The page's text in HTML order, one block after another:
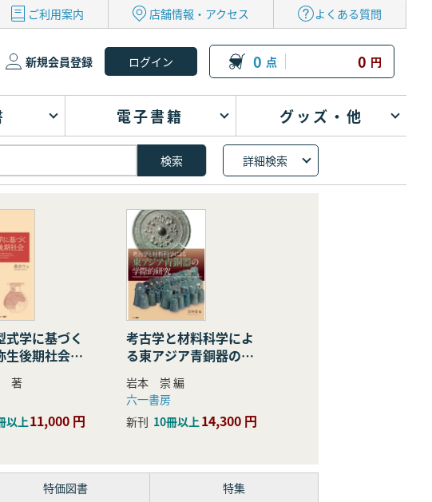
ご利用案内 店舗情報・アクセス よくある質問
新規会員登録 0 点 0 円
電子書籍 グッズ・他
詳細検索
式学に基づく
生後期社会の
著
以上11,000 円
考古学と材料科学によ
る東アジア青銅器の学
際的研究
岩本 崇 編
六一書房
新刊 10冊以上14,300 円
特価図書 特集